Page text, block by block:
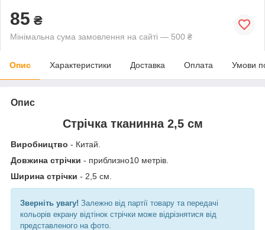
85 ₴
Мінімальна сума замовлення на сайті — 500 ₴
Опис Характеристики Доставка Оплата Умови
Опис
Стрічка тканинна 2,5 см
Виробництво - Китай.
Довжина стрічки - приблизно10 метрів.
Ширина стрічки - 2,5 см.
Зверніть увагу! Залежно від партії товару та передачі
кольорів екрану відтінок стрічки може відрізнятися від
представленого на фото.